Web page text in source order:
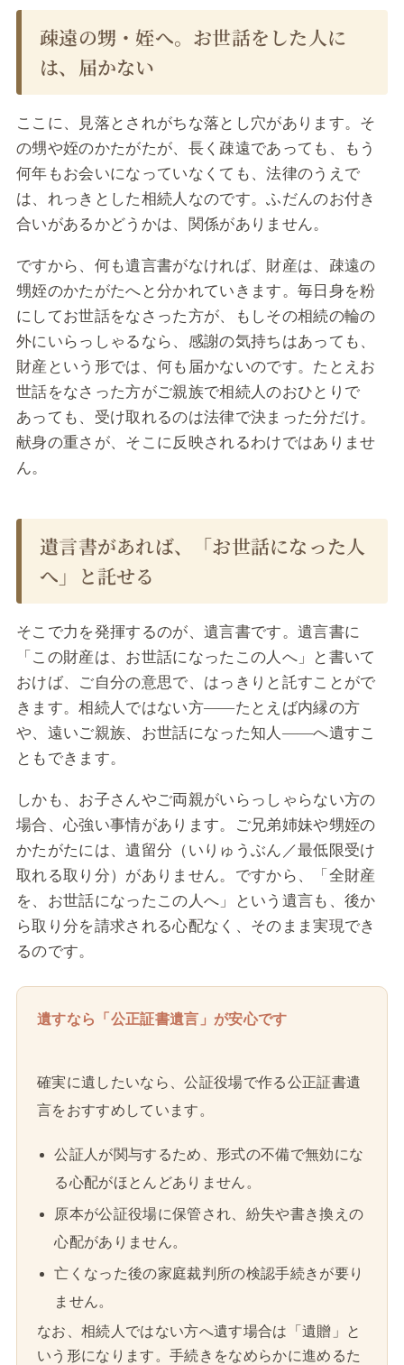
疎遠の甥・姪へ。お世話をした人に
は、届かない
ここに、見落とされがちな落とし穴があります。そ
の甥や姪のかたがたが、長く疎遠であっても、もう
何年もお会いになっていなくても、法律のうえで
は、れっきとした相続人なのです。ふだんのお付き
合いがあるかどうかは、関係がありません。
ですから、何も遺言書がなければ、財産は、疎遠の
甥姪のかたがたへと分かれていきます。毎日身を粉
にしてお世話をなさった方が、もしその相続の輪の
外にいらっしゃるなら、感謝の気持ちはあっても、
財産という形では、何も届かないのです。たとえお
世話をなさった方がご親族で相続人のおひとりで
あっても、受け取れるのは法律で決まった分だけ。
献身の重さが、そこに反映されるわけではありませ
ん。
遺言書があれば、「お世話になった人
へ」と託せる
そこで力を発揮するのが、遺言書です。遺言書に
「この財産は、お世話になったこの人へ」と書いて
おけば、ご自分の意思で、はっきりと託すことがで
きます。相続人ではない方――たとえば内縁の方
や、遠いご親族、お世話になった知人――へ遺すこ
ともできます。
しかも、お子さんやご両親がいらっしゃらない方の
場合、心強い事情があります。ご兄弟姉妹や甥姪の
かたがたには、遺留分（いりゅうぶん／最低限受け
取れる取り分）がありません。ですから、「全財産
を、お世話になったこの人へ」という遺言も、後か
ら取り分を請求される心配なく、そのまま実現でき
るのです。
遺すなら「公正証書遺言」が安心です
確実に遺したいなら、公証役場で作る公正証書遺
言をおすすめしています。
公証人が関与するため、形式の不備で無効にな
る心配がほとんどありません。
原本が公証役場に保管され、紛失や書き換えの
心配がありません。
亡くなった後の家庭裁判所の検認手続きが要り
ません。
なお、相続人ではない方へ遺す場合は「遺贈」と
いう形になります。手続きをなめらかに進めるた